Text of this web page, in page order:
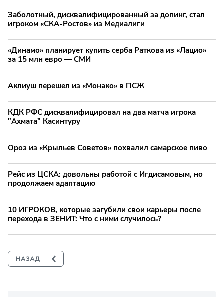
Заболотный, дисквалифицированный за допинг, стал
игроком «СКА-Ростов» из Медиалиги
«Динамо» планирует купить серба Раткова из «Лацио»
за 15 млн евро — СМИ
Аклиуш перешел из «Монако» в ПСЖ
КДК РФС дисквалифицировал на два матча игрока
"Ахмата" Касинтуру
Ороз из «Крыльев Советов» похвалил самарское пиво
Рейс из ЦСКА: довольны работой с Игдисамовым, но
продолжаем адаптацию
10 ИГРОКОВ, которые загубили свои карьеры после
перехода в ЗЕНИТ: Что с ними случилось?